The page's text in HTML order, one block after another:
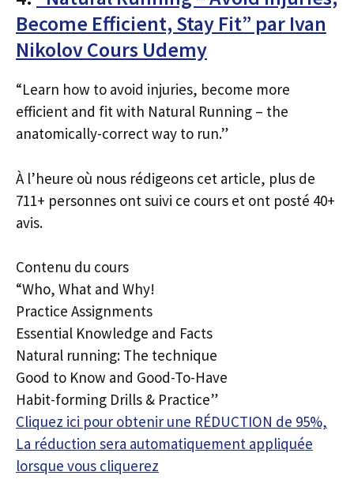
Become Efficient, Stay Fit” par Ivan
Nikolov Cours Udemy
“Learn how to avoid injuries, become more
efficient and fit with Natural Running – the
anatomically-correct way to run.”
À l’heure où nous rédigeons cet article, plus de
711+ personnes ont suivi ce cours et ont posté 40+
avis.
Contenu du cours
“Who, What and Why!
Practice Assignments
Essential Knowledge and Facts
Natural running: The technique
Good to Know and Good-To-Have
Habit-forming Drills & Practice”
Cliquez ici pour obtenir une RÉDUCTION de 95%,
La réduction sera automatiquement appliquée
lorsque vous cliquerez